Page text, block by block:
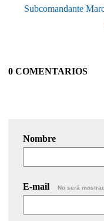
Subcomandante
0 COMENTARIOS
Nombre
E-mail No será